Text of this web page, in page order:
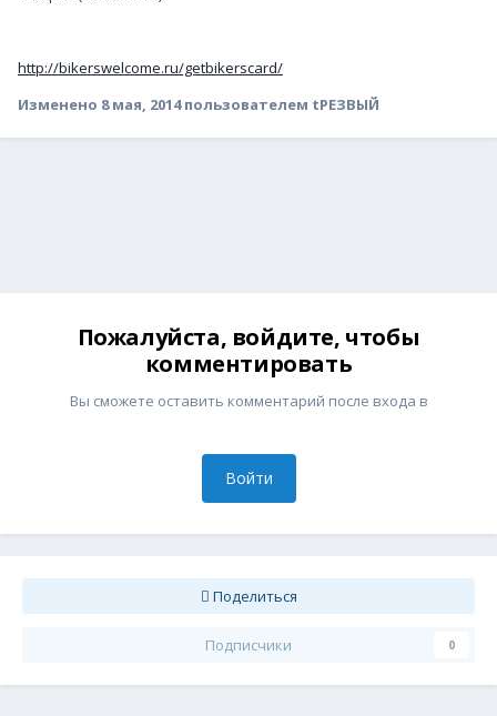
http://bikerswelcome.ru/getbikerscard/
Изменено 8 мая, 2014пользователем tРЕЗВЫЙ
Пожалуйста, войдите, чтобы
комментировать
Вы сможете оставить комментарий после входа в
Войти
Поделиться
Подписчики 0